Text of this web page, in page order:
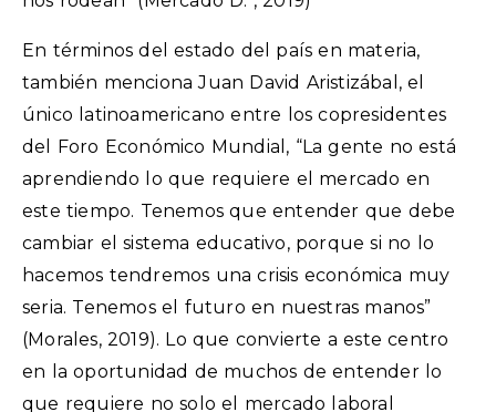
En términos del estado del país en materia,
también menciona Juan David Aristizábal, el
único latinoamericano entre los copresidentes
del Foro Económico Mundial, “La gente no está
aprendiendo lo que requiere el mercado en
este tiempo. Tenemos que entender que debe
cambiar el sistema educativo, porque si no lo
hacemos tendremos una crisis económica muy
seria. Tenemos el futuro en nuestras manos”
(Morales, 2019). Lo que convierte a este centro
en la oportunidad de muchos de entender lo
que requiere no solo el mercado laboral